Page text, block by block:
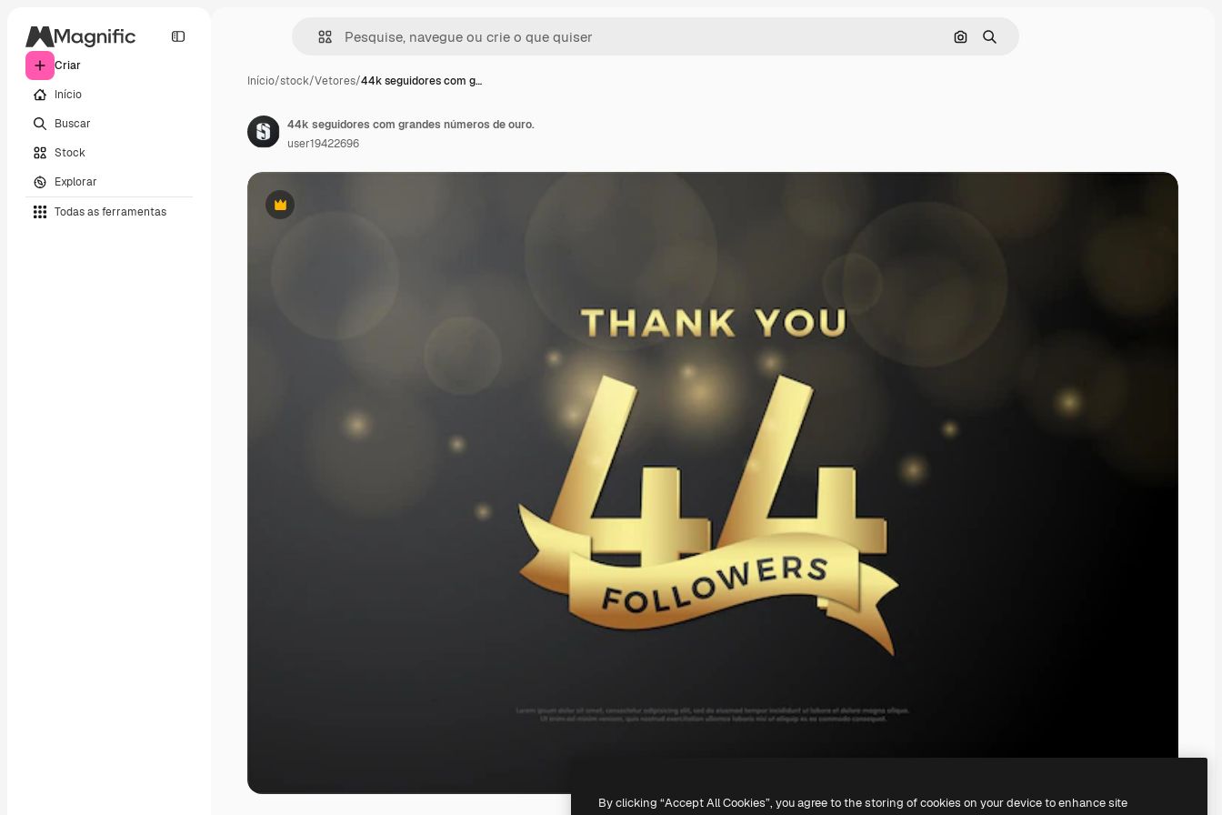
Criar
Início
Buscar
Stock
Explorar
Todas as ferramentas
Pesquisar por imagem
Buscar
Início/stock/Vetores/44k seguidores com g…
Premium
44k seguidores com grandes números de ouro.
user19422696
By clicking “Accept All Cookies”, you agree to the storing of cookies on your device to enhance site